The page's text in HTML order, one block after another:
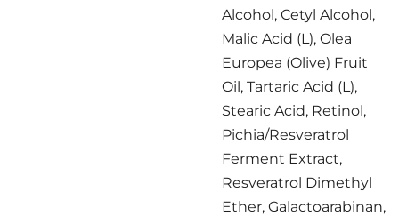
Alcohol, Cetyl Alcohol,
Malic Acid (L), Olea
Europea (Olive) Fruit
Oil, Tartaric Acid (L),
Stearic Acid, Retinol,
Pichia/Resveratrol
Ferment Extract,
Resveratrol Dimethyl
Ether, Galactoarabinan,